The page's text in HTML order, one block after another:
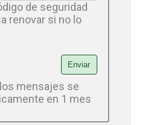
de seguridad
renovar si no lo
mensajes se
en 1 mes